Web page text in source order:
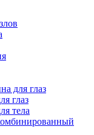
для глаз
глаз
тела